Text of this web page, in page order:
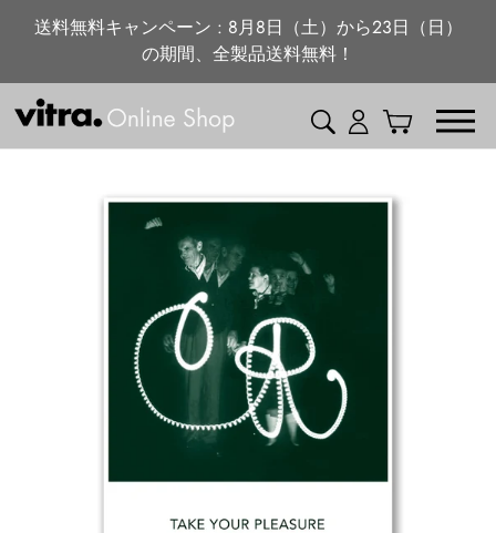
ン
送料無料キャンペーン : 8月8日（土）から23日（日）
の期間、全製品送料無料！
検索 ログインカート